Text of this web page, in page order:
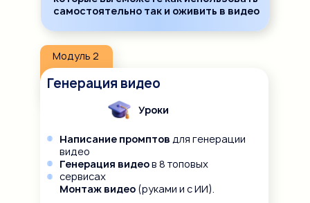
самостоятельно так и оживить в видео
Генерация видео
Модуль 2
Уроки
Написание промптов для генерации
видео
Генерация видеов 8 топовых
сервисах
Монтаж видео (руками и с ИИ).